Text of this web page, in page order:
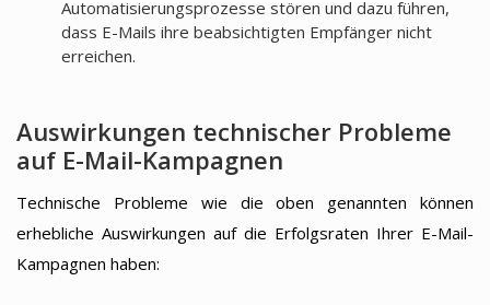
Automatisierungsprozesse stören und dazu führen,
dass E-Mails ihre beabsichtigten Empfänger nicht
erreichen.
Auswirkungen technischer Probleme
auf E-Mail-Kampagnen
Technische Probleme wie die oben genannten können
erhebliche Auswirkungen auf die Erfolgsraten Ihrer E-Mail-
Kampagnen haben: